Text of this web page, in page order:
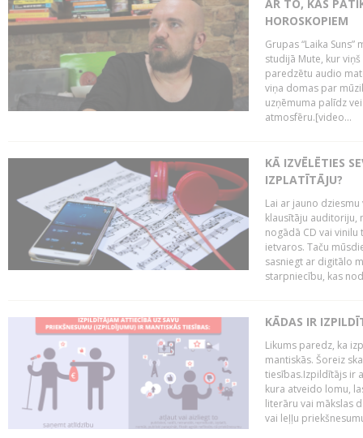
AR TO, KAS
HOROSKOPIEM
Grupas “Laika
studijā Mute, kur
paredzētu audio
viņa domas par
uzņēmuma palīdz
atmosfēru.[video...
KĀ IZVĒLĒTIES
IZPLATĪTĀJU?
Lai ar jauno
klausītāju auditoriju,
nogādā CD vai
ietvaros. Taču
sasniegt ar digitālo
starpniecību, kas
KĀDAS IR
Likums paredz, ka
mantiskās. Šoreiz
tiesības.Izpildītājs ir
kura atveido lomu,
literāru vai mākslas
vai leļļu